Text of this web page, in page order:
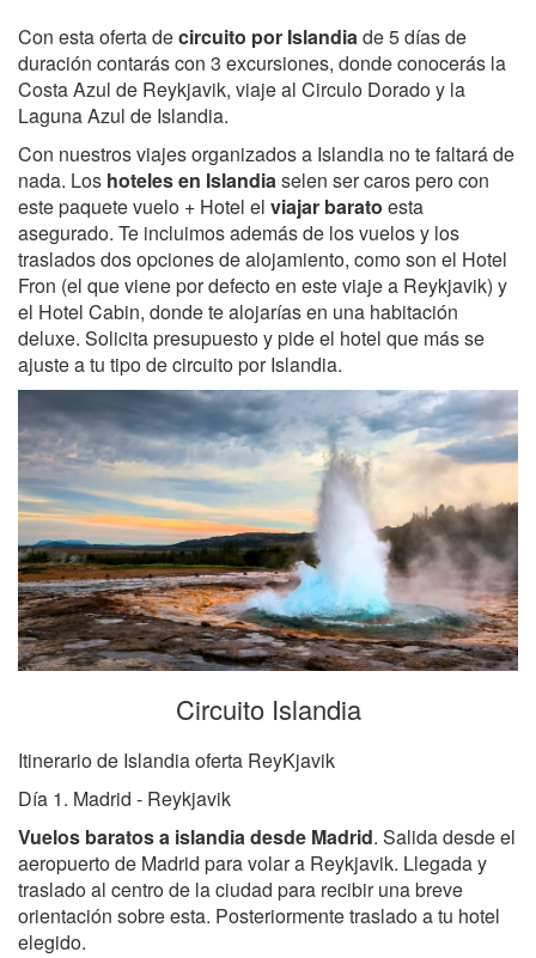
Con esta oferta decircuito por Islandiade 5 días de
duración contarás con 3 excursiones, donde conocerás la
Costa Azul de Reykjavik, viaje al Circulo Dorado y la
Laguna Azul de Islandia.
Con nuestros viajes organizados a Islandia no te faltará de
nada. Los hoteles en Islandiaselen ser caros pero con
este paquete vuelo + Hotel el viajar barato esta
asegurado. Te incluimos además de los vuelos y los
traslados dos opciones de alojamiento, como son el Hotel
Fron (el que viene por defecto en este viaje a Reykjavik) y
el Hotel Cabin, donde te alojarías en una habitación
deluxe. Solicita presupuesto y pide el hotel que más se
ajuste a tu tipo de circuito por Islandia.
Circuito Islandia
Itinerario de Islandia oferta ReyKjavik
Día 1. Madrid - Reykjavik
Vuelos baratos a islandia desde Madrid. Salida desde el
aeropuerto de Madrid para volar a Reykjavik. Llegada y
traslado al centro de la ciudad para recibir una breve
orientación sobre esta. Posteriormente traslado a tu hotel
elegido.